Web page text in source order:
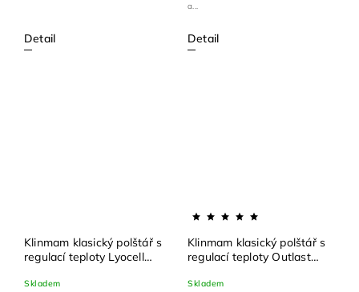
Detail Detail
a...
Klinmam klasický polštář s
regulací teploty Lyocell
Skladem
Klinmam klasický polštář s
regulací teploty Outlast
Skladem